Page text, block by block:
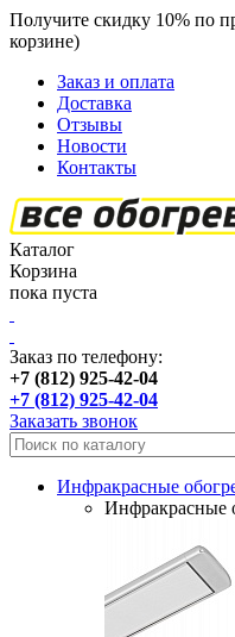
Получите скидку 10% по
корзине)
Заказ и оплата
Доставка
Отзывы
Новости
Контакты
Каталог
Корзина
пока пуста
Заказ по телефону:
+7 (812) 925-42-04
+7 (812) 925-42-04
Заказать звонок
Инфракрасные
Инфракрасные